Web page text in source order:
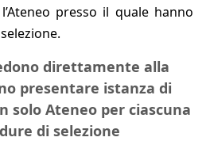
presso il quale hanno
direttamente alla
presentare istanza di
solo Ateneo per ciascuna
di selezione